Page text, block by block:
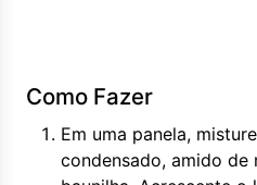
Como Fazer
Em uma panela,
condensado, amido de